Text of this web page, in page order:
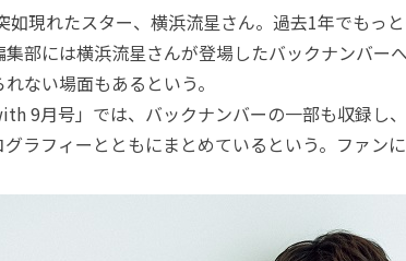
如現れたスター、横浜流星さん。過去1年でもっ
集部には横浜流星さんが登場したバックナンバー
ない場面もあるという。
9月号」では、バックナンバーの一部も収録し
ラフィーとともにまとめているという。ファン